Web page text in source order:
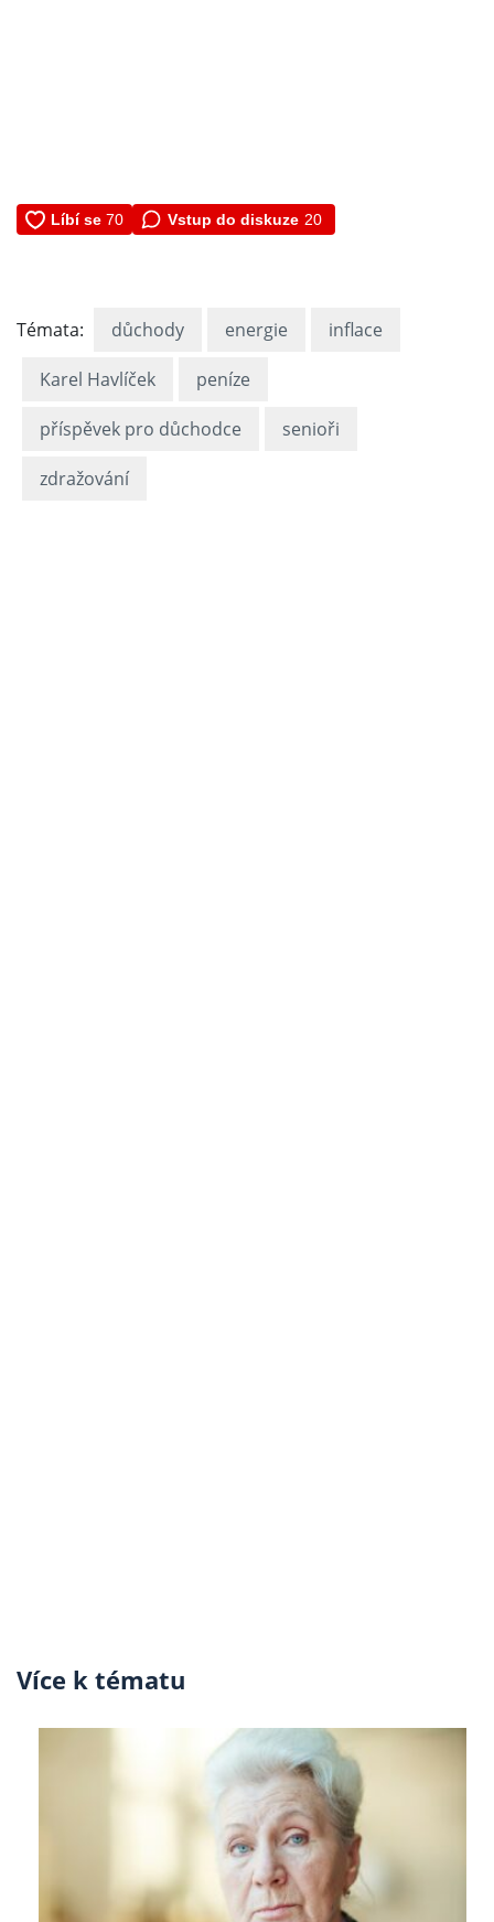
Vstup do diskuze 20
Témata: důchody energie inflace
Karel Havlíček peníze
příspěvek pro důchodce senioři
zdražování
Více k tématu